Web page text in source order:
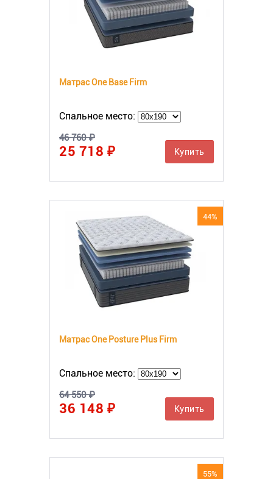
Матрас One Base Firm
Спальное место:
46 760 ₽
25 718 ₽ Купить
44%
Матрас One Posture Plus Firm
Спальное место:
64 550 ₽
36 148 ₽ Купить
55%